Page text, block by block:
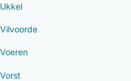
Ukkel
Vilvoorde
Voeren
Vorst